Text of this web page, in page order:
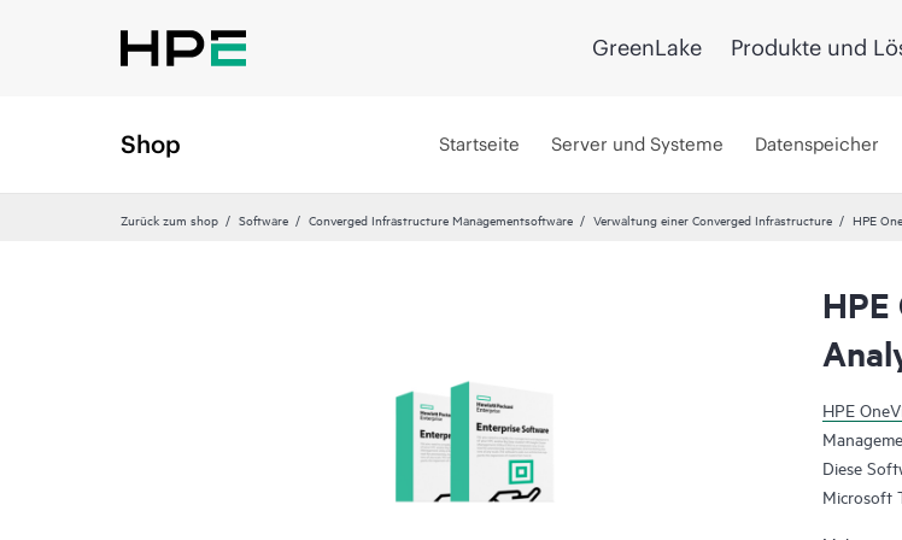
GreenLake Produkte und
Shop Startseite Server und Systeme Datenspeicher
Zurück zum shop Software Converged Infrastructure Managementsoftware Verwaltung einer Converged Infrastructure HPE
HPE
Diese
Microsoft